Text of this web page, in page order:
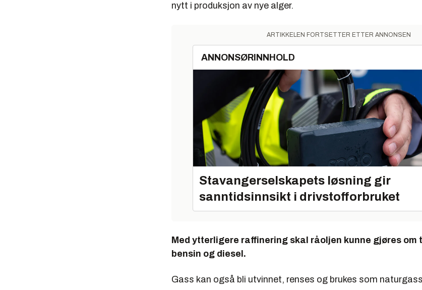
nytt i produksjon av nye alger.
ARTIKKELEN FORTSETTER ETTER ANNONSEN
ANNONSØRINNHOLD
Stavangerselskapets løsning gir
sanntidsinnsikt i drivstofforbruket
Med ytterligere raffinering skal råoljen kunne gjøres om
bensin og diesel.
Gass kan også bli utvinnet, renses og brukes som